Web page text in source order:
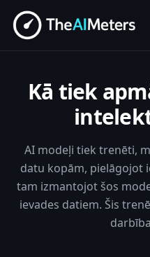
Kā tiek
AI modeļi tiek trenēti,
datu kopām, pielāgojot
tam izmantojot šos
ievades datiem. Šis